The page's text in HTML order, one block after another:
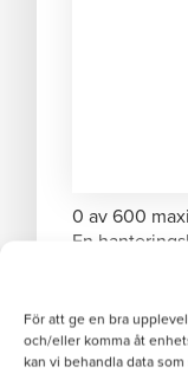
För att ge en bra
och/eller komma åt
kan vi behandla data
0 av 600
En
debiteras